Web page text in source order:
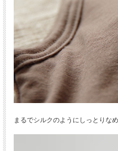
まるでシルクのようにしっとりな